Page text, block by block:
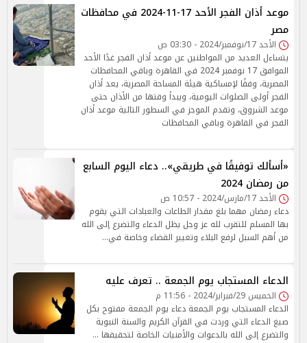
موعد أذان الفجر الأحد 17-11-2024 في محافظات
مصر
الأحد 17/نوفمبر/2024 - 03:30 ص
يتساءل العديد من المواطنين عن موعد أذان الفجر غدًا الأحد
الموافق 17 نوفمبر 2024 في القاهرة وباقي المحافظات
المصرية، وفقًا لإمساكية هيئة المساحة المصرية، يعد أذان
الفجر أولى الصلوات اليومية، ويبدأ وقتها من الأذان حتى
موعد الشروق، وتقدم الموجز في السطور التالية موعد أذان
الفجر في القاهرة وباقي المحافظات
«أسألك توفيقًا في طريقي».. دعاء اليوم السابع
من رمضان 2024
الأحد 17/مارس/2024 - 10:57 ص
دعاء رمضان مهما بلغ مقدار الطاعات والعبادات التي يقوم
بها المسلم للتقرب لله عز وجل يظل الدعاء والتضرع إلى الله
من أهم السبل لرفع البلاء وتغيير القضاء وخاصة في…
الدعاء المستجاب يوم الجمعة .. تعرف عليه
الخميس 29/فبراير/2024 - 11:56 م
الدعاء المستجاب يوم الجمعة دعاء يوم الجمعة مفتوح بكل
صيغ الدعاء التي وردت في القرآن الكريم والسنة النبوية
والتضرع إلى الله بالدعوات والأمنيات الخاصة لتحقيقها …